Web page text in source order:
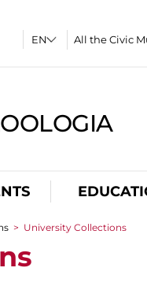
All the Civic
> University Collections